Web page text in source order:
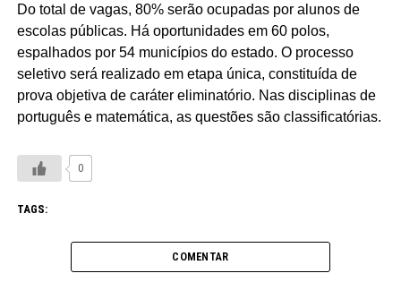
Do total de vagas, 80% serão ocupadas por alunos de
escolas públicas. Há oportunidades em 60 polos,
espalhados por 54 municípios do estado. O processo
seletivo será realizado em etapa única, constituída de
prova objetiva de caráter eliminatório. Nas disciplinas de
português e matemática, as questões são classificatórias.
0
TAGS:
COMENTAR